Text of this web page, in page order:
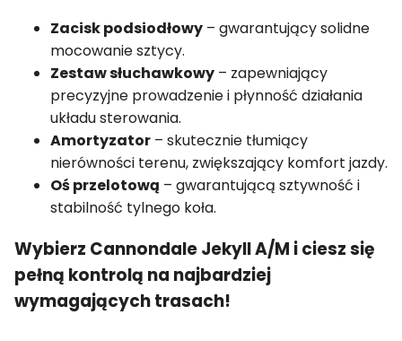
Zacisk podsiodłowy – gwarantujący solidne
mocowanie sztycy.
Zestaw słuchawkowy – zapewniający
precyzyjne prowadzenie i płynność działania
układu sterowania.
Amortyzator – skutecznie tłumiący
nierówności terenu, zwiększający komfort jazdy.
Oś przelotową – gwarantującą sztywność i
stabilność tylnego koła.
Wybierz Cannondale Jekyll A/M i ciesz się
pełną kontrolą na najbardziej
wymagających trasach!